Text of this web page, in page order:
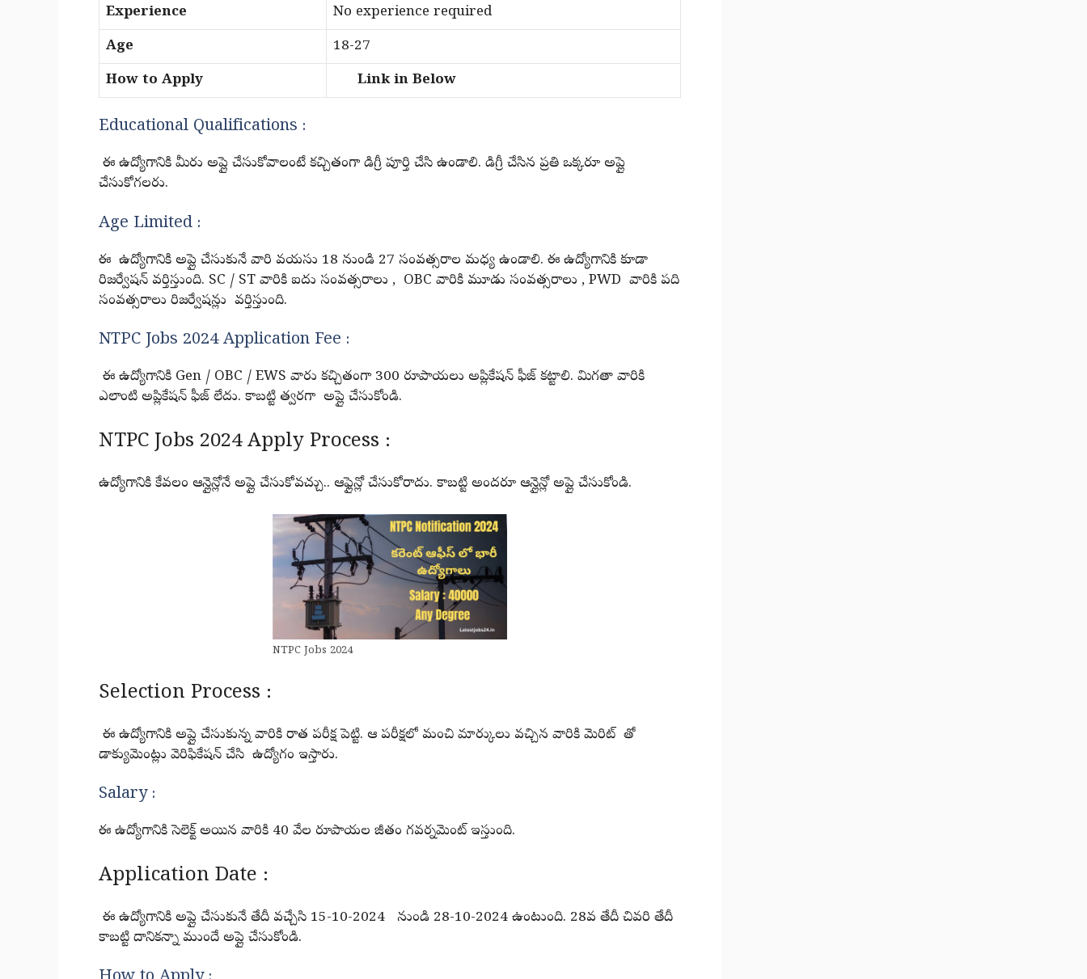
Experience
No experience required
Age
18-27
How to Apply
Link in Below
Educational Qualifications :
ఈ ఉద్యోగానికి మీరు అప్లై చేసుకోవాలంటే కచ్చితంగా డిగ్రీ పూర్తి చేసి ఉండాలి. డిగ్రీ చేసిన ప్రతి ఒక్కరూ అప్లై
చేసుకోగలరు.
Age Limited :
ఈ ఉద్యోగానికి అప్లై చేసుకునే వారి వయసు 18 నుండి 27 సంవత్సరాల మధ్య ఉండాలి. ఈ ఉద్యోగానికి కూడా
రిజర్వేషన్ వర్తిస్తుంది. SC / ST వారికి ఐదు సంవత్సరాలు , OBC వారికి మూడు సంవత్సరాలు , PWD వారికి పది
సంవత్సరాలు రిజర్వేషన్లు వర్తిస్తుంది.
NTPC Jobs 2024 Application Fee :
ఈ ఉద్యోగానికి Gen / OBC / EWS వారు కచ్చితంగా 300 రూపాయలు అప్లికేషన్ ఫీజ్ కట్టాలి. మిగతా వారికి
ఎలాంటి అప్లికేషన్ ఫీజ్ లేదు. కాబట్టి త్వరగా అప్లై చేసుకోండి.
NTPC Jobs 2024 Apply Process :
ఉద్యోగానికి కేవలం ఆన్లైన్లోనే అప్లై చేసుకోవచ్చు.. ఆఫ్లైన్లో చేసుకోరాదు. కాబట్టి అందరూ ఆన్లైన్లో అప్లై చేసుకోండి.
NTPC Jobs 2024
Selection Process :
ఈ ఉద్యోగానికి అప్లై చేసుకున్న వారికి రాత పరీక్ష పెట్టి. ఆ పరీక్షలో మంచి మార్కులు వచ్చిన వారికి మెరిట్ తో
డాక్యుమెంట్లు వెరిఫికేషన్ చేసి ఉద్యోగం ఇస్తారు.
Salary :
ఈ ఉద్యోగానికి సెలెక్ట్ అయిన వారికి 40 వేల రూపాయల జీతం గవర్నమెంట్ ఇస్తుంది.
Application Date :
ఈ ఉద్యోగానికి అప్లై చేసుకునే తేదీ వచ్చేసి 15-10-2024 నుండి 28-10-2024 ఉంటుంది. 28వ తేదీ చివరి తేదీ
కాబట్టి దానికన్నా ముందే అప్లై చేసుకోండి.